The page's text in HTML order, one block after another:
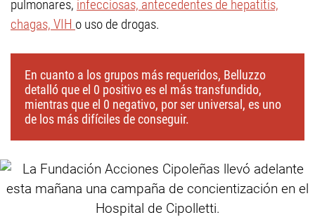
pulmonares, infecciosas, antecedentes de hepatitis,
chagas, VIH o uso de drogas.
En cuanto a los grupos más requeridos, Belluzzo
detalló que el 0 positivo es el más transfundido,
mientras que el 0 negativo, por ser universal, es uno
de los más difíciles de conseguir.